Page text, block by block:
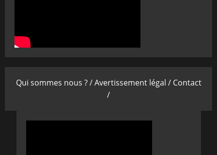
Qui sommes nous ? /Avertissement légal / Contact
/